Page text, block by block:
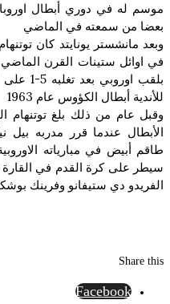
موسم له في دوري أبطال
بعضا من سمعته في الماضي
وبعد مانشستر يونايتد كان
في اوائل ستينات القرن
بلقب
للأندية أبطال الكؤوس عام 1963
وقبل عام من ذلك بلغ توتنهام
الأبطال عندما قرر مدربه بيل
طاقم أبيض في مبارياته
سيطر على كرة القدم في
الفريدو دي ستيفانو وفرينك
Share this
Facebook